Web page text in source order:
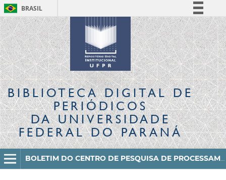
BRASIL
Simplifique!
Comunica BR
Participe
Acesso à informação
Legislação
Canais
BIBLIOTECA DIGITALDE
PERIÓDICOS
DA UNIVERSIDADE
FEDERAL DO PARANÁ
BOLETIM DO CENTRO DE PESQUISA DE PROCESSAMENTO DE ALIMENTOS